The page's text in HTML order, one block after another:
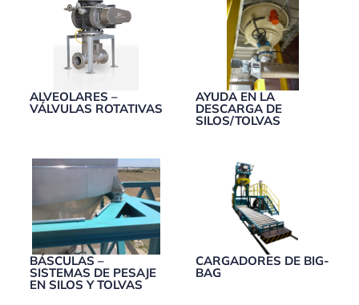
ALVEOLARES –
VÁLVULAS ROTATIVAS
AYUDA EN LA
DESCARGA DE
SILOS/TOLVAS
BÁSCULAS –
SISTEMAS DE PESAJE
EN SILOS Y TOLVAS
CARGADORES DE BIG-
BAG